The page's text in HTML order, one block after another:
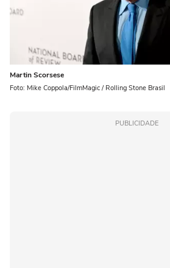
Martin Scorsese
Foto: Mike Coppola/FilmMagic / Rolling Stone Brasil
PUBLICIDADE